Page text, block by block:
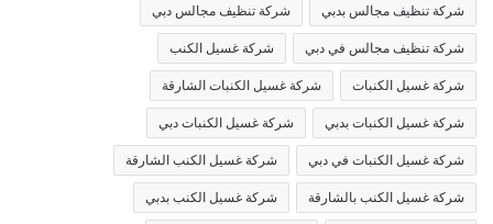
شركة تنظيف مجالس بدبي شركة تنظيف مجالس دبي
شركة تنظيف مجالس في دبي شركة غسيل الكنب
شركة غسيل الكنبات شركة غسيل الكنبات الشارقة
شركة غسيل الكنبات بدبي شركة غسيل الكنبات دبي
شركة غسيل الكنبات في دبي شركة غسيل الكنب الشارقة
شركة غسيل الكنب بالشارقة شركة غسيل الكنب بدبي